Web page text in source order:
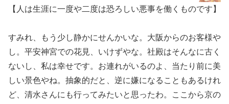
【人は生涯に一度や二度は恐ろしい悪事を働くものです】
すみれ、もう少し静かにせんかいな。大阪からのお客様や
し。平安神宮での花見、いけずやな。社殿はそんなに古く
ないし、私は幸せです。お連れがいるのよ、当たり前に美
しい景色やね。抽象的だと、逆に嫌になることもあるけれ
ど、清水さんにも行ってみたいと思ったわ。ここから京の